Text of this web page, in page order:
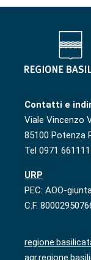
Contatti e
Viale Vincenzo
85100 Potenza
Tel 0971 661111
URP
PEC: AOO-
C.F.